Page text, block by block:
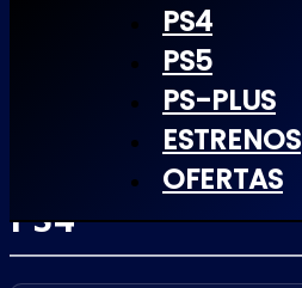
PS4
PS5
PS-PLUS
ESTRENOS
OFERTAS
DRAGON BALL
XENOVERSE 1 |
PS4